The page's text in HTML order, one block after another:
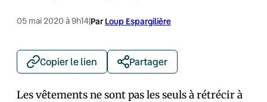
05 mai 2020 à 9h14|Par Loup Espargilière
Copier le lien Partager
Les vêtements ne sont pas les seuls à rétrécir à